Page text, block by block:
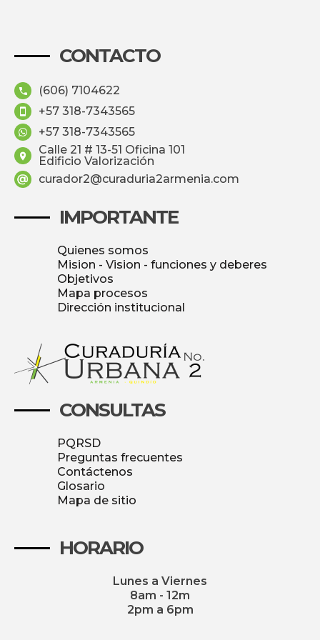
CONTACTO
(606) 7104622
+57 318-7343565
+57 318-7343565
Calle 21 # 13-51 Oficina 101
Edificio Valorización
curador2@curaduria2armenia.com
IMPORTANTE
Quienes somos
Mision - Vision - funciones y deberes
Objetivos
Mapa procesos
Dirección institucional
CONSULTAS
PQRSD
Preguntas frecuentes
Contáctenos
Glosario
Mapa de sitio
HORARIO
Lunes a Viernes
8am - 12m
2pm a 6pm